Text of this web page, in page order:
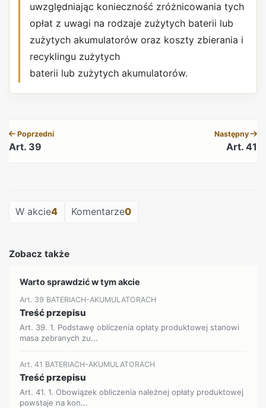
uwzględniając konieczność zróżnicowania tych
opłat z uwagi na rodzaje zużytych baterii lub
zużytych akumulatorów oraz koszty zbierania i
recyklingu zużytych
baterii lub zużytych akumulatorów.
Poprzedni
Art. 39
Następny
Art. 41
W akcie4 Komentarze0
Zobacz także
Warto sprawdzić w tym akcie
Art. 39 BATERIACH-AKUMULATORACH
Treść przepisu
Art. 39. 1. Podstawę obliczenia opłaty produktowej stanowi
masa zebranych zu...
Art. 41 BATERIACH-AKUMULATORACH
Treść przepisu
Art. 41. 1. Obowiązek obliczenia należnej opłaty produktowej
powstaje na kon...